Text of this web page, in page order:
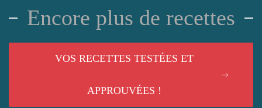
Encore plus de recettes
VOS RECETTES TESTÉES ET
APPROUVÉES !